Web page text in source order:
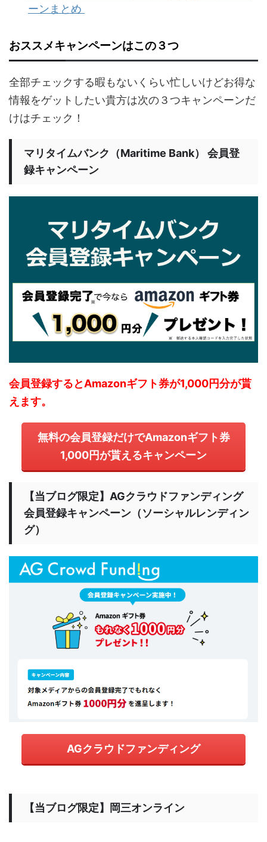
ーンまとめ
おススメキャンペーンはこの３つ
全部チェックする暇もないくらい忙しいけどお得な
情報をゲットしたい貴方は次の３つキャンペーンだ
けはチェック！
マリタイムバンク（Maritime Bank） 会員登
録キャンペーン
会員登録するとAmazonギフト券が1,000円分が貰
えます。
無料の会員登録だけでAmazonギフト券
1,000円が貰えるキャンペーン
【当ブログ限定】AGクラウドファンディング
会員登録キャンペーン（ソーシャルレンディン
グ）
AGクラウドファンディング
【当ブログ限定】岡三オンライン